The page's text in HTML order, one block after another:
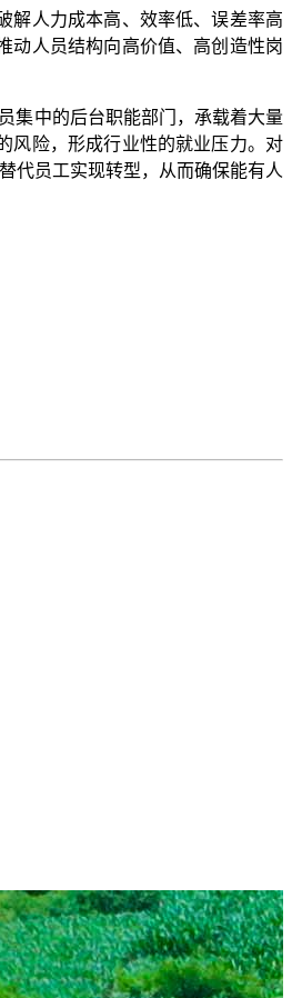
人力成本高、效率低、误差率高
动人员结构向高价值、高创造性岗
集中的后台职能部门，承载着大量
风险，形成行业性的就业压力。对
代员工实现转型，从而确保能有人